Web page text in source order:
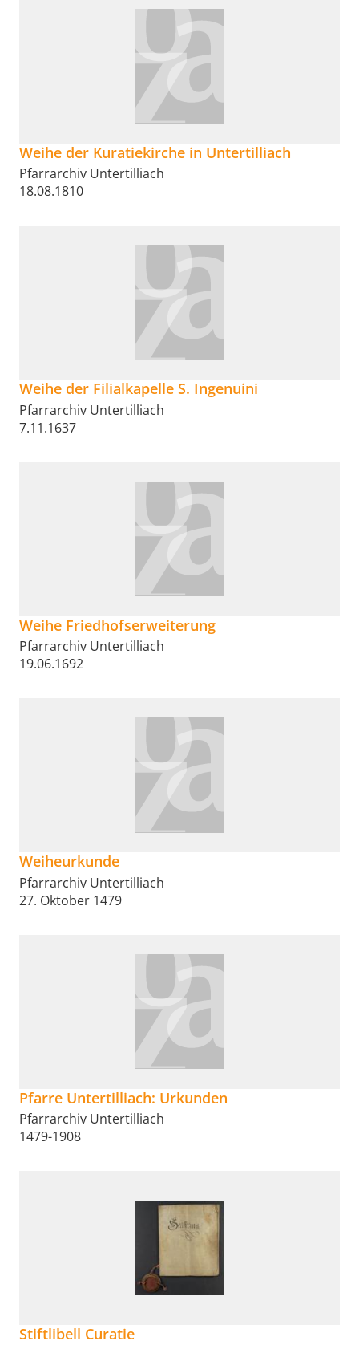
Weihe der Kuratiekirche in Untertilliach
Pfarrarchiv Untertilliach
18.08.1810
Weihe der Filialkapelle S. Ingenuini
Pfarrarchiv Untertilliach
7.11.1637
Weihe Friedhofserweiterung
Pfarrarchiv Untertilliach
19.06.1692
Weiheurkunde
Pfarrarchiv Untertilliach
27. Oktober 1479
Pfarre Untertilliach: Urkunden
Pfarrarchiv Untertilliach
1479-1908
Stiftlibell Curatie